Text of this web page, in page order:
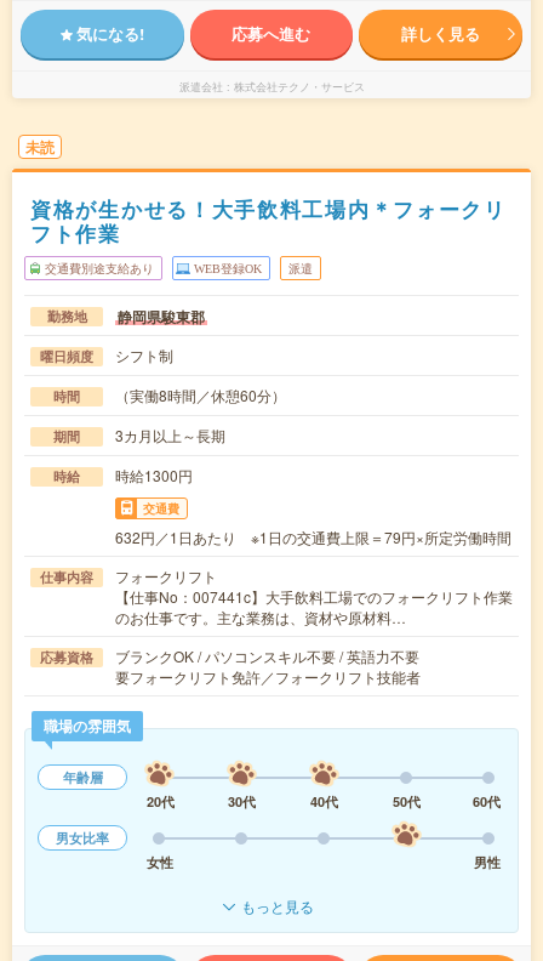
気になる! 応募へ進む 詳しく見る
派遣会社 株式会社テクノ・サービス
未読
資格が生かせる！大手飲料工場内＊フォークリ
フト作業
交通費別途支給あり WEB登録OK 派遣
勤務地 静岡県駿東郡
曜日頻度 シフト制
時間 （実働8時間／休憩60分）
期間 3カ月以上～長期
時給 時給1300円
交通費
632円／1日あたり ※1日の交通費上限＝79円×所定労働時間
仕事内容
フォークリフト
【仕事No：007441c】大手飲料工場でのフォークリフト作業
のお仕事です。主な業務は、資材や原材料…
応募資格
ブランクOK / パソコンスキル不要 / 英語力不要
要フォークリフト免許／フォークリフト技能者
職場の雰囲気
年齢層
20代
30代 40代 50代
60代
男女比率
女性
男性
もっと見る